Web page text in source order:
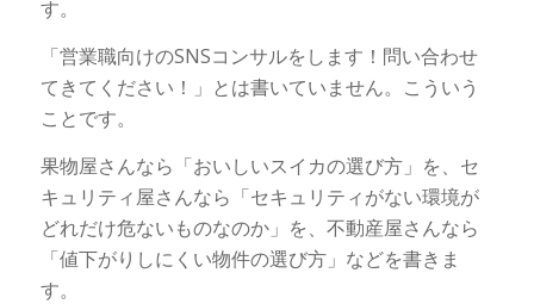
す。
「営業職向けのSNSコンサルをします！問い合わせ
てきてください！」とは書いていません。こういう
ことです。
果物屋さんなら「おいしいスイカの選び方」を、セ
キュリティ屋さんなら「セキュリティがない環境が
どれだけ危ないものなのか」を、不動産屋さんなら
「値下がりしにくい物件の選び方」などを書きま
す。